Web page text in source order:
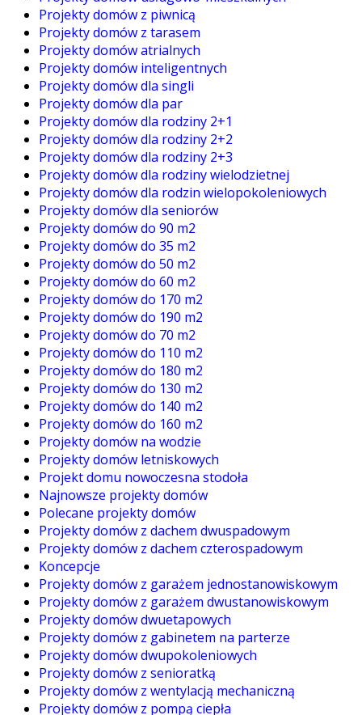
Projekty domów z piwnicą
Projekty domów z tarasem
Projekty domów atrialnych
Projekty domów inteligentnych
Projekty domów dla singli
Projekty domów dla par
Projekty domów dla rodziny 2+1
Projekty domów dla rodziny 2+2
Projekty domów dla rodziny 2+3
Projekty domów dla rodziny wielodzietnej
Projekty domów dla rodzin wielopokoleniowych
Projekty domów dla seniorów
Projekty domów do 90 m2
Projekty domów do 35 m2
Projekty domów do 50 m2
Projekty domów do 60 m2
Projekty domów do 170 m2
Projekty domów do 190 m2
Projekty domów do 70 m2
Projekty domów do 110 m2
Projekty domów do 180 m2
Projekty domów do 130 m2
Projekty domów do 140 m2
Projekty domów do 160 m2
Projekty domów na wodzie
Projekty domów letniskowych
Projekt domu nowoczesna stodoła
Najnowsze projekty domów
Polecane projekty domów
Projekty domów z dachem dwuspadowym
Projekty domów z dachem czterospadowym
Koncepcje
Projekty domów z garażem jednostanowiskowym
Projekty domów z garażem dwustanowiskowym
Projekty domów dwuetapowych
Projekty domów z gabinetem na parterze
Projekty domów dwupokoleniowych
Projekty domów z senioratką
Projekty domów z wentylacją mechaniczną
Projekty domów z pompą ciepła